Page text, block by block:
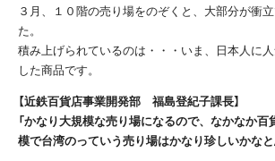
３月、１０階の売り場をのぞくと、大部分が衝
た。
積み上げられているのは・・・いま、日本人に
した商品です。
【近鉄百貨店事業開発部 福島登紀子課長】
「かなり大規模な売り場になるので、なかなか
模で台湾のっていう売り場はかなり珍しいかなと